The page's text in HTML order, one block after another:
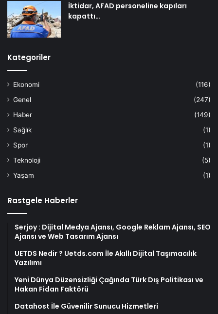
İktidar, AFAD personeline kapıları
kapattı…
Kategoriler
Ekonomi
(116)
Genel
(247)
Haber
(149)
Sağlık
(1)
Spor
(1)
Teknoloji
(5)
Yaşam
(1)
Rastgele Haberler
Serjoy : Dijital Medya Ajansı, Google Reklam Ajansı, SEO
Ajansı ve Web Tasarım Ajansı
UETDS Nedir ? Uetds.com İle Akıllı Dijital Taşımacılık
Yazılımı
Yeni Dünya Düzensizliği Çağında Türk Dış Politikası ve
Hakan Fidan Faktörü
Datahost İle Güvenilir Sunucu Hizmetleri